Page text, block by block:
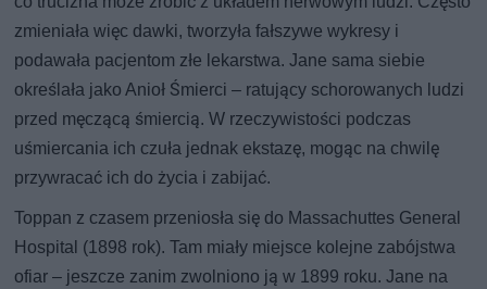
zmieniała więc dawki, tworzyła fałszywe wykresy i
podawała pacjentom złe lekarstwa. Jane sama siebie
określała jako Anioł Śmierci – ratujący schorowanych ludzi
przed męczącą śmiercią. W rzeczywistości podczas
uśmiercania ich czuła jednak ekstazę, mogąc na chwilę
przywracać ich do życia i zabijać.
Toppan z czasem przeniosła się do Massachuttes General
Hospital (1898 rok). Tam miały miejsce kolejne zabójstwa
ofiar – jeszcze zanim zwolniono ją w 1899 roku. Jane na